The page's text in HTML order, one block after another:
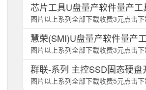
芯片工具U盘量产软件量产工
图片以上系列全部下载收费3元点击
慧荣(SMI)U盘量产软件量产
图片以上系列全部下载收费3元点击
群联-系列 主控SSD固态硬盘
图片以上系列全部下载收费5元点击